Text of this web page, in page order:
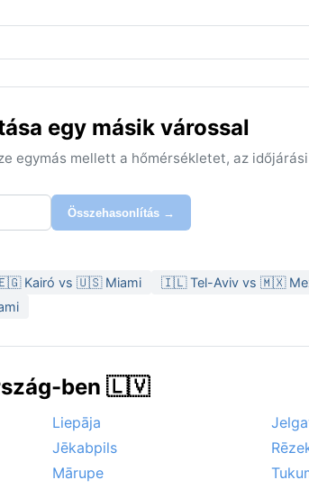
egy másik várossal
egymás mellett a hőmérsékletet, az
Összehasonlítás →
Kairó vs 🇺🇸 Miami
🇮🇱 Tel-Aviv vs 🇲🇽
ben 🇱🇻
Liepāja
Jēkabpils
Mārupe